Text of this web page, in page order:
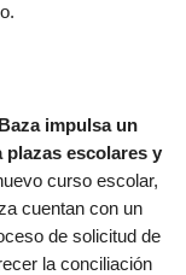
impulsa un
escolares y
curso escolar,
cuentan con un
de solicitud de
la conciliación